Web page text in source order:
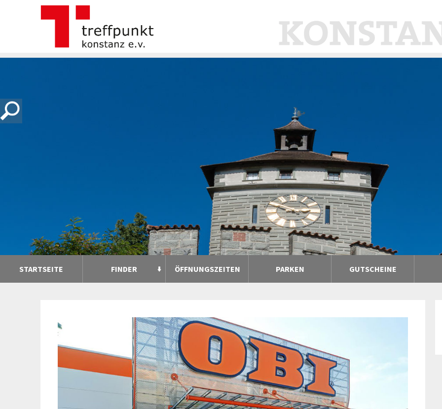
STARTSEITE FINDER ÖFFNUNGSZEITEN PARKEN GUTSCHEINE